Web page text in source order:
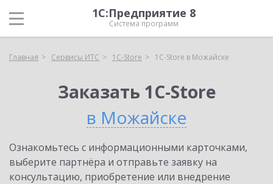
1С:Предприятие 8
Система программ
Главная Сервисы ИТС 1C-Store 1C-Store в Можайске
Заказать 1C-Store
в Можайске
Ознакомьтесь с информационными карточками,
выберите партнёра и отправьте заявку на
консультацию, приобретение или внедрение